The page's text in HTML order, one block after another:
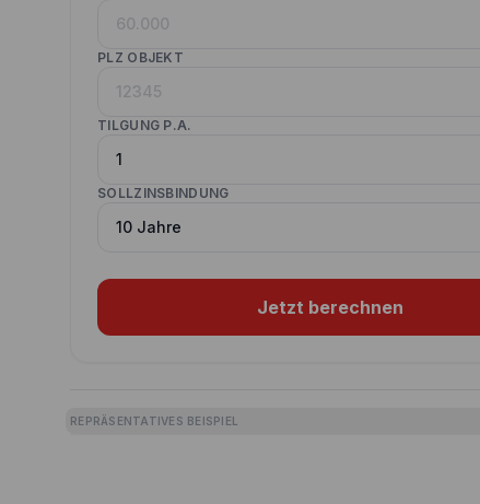
PLZ OBJEKT
TILGUNG P.A.
SOLLZINSBINDUNG
Jetzt berechnen
REPRÄSENTATIVES BEISPIEL